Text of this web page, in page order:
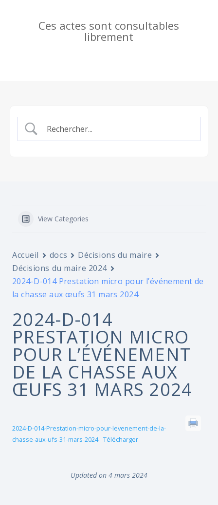
Ces actes sont consultables
librement
View Categories
Accueil docs
Décisions du maire
Décisions du maire 2024
2024-D-014 Prestation micro pour l’événement de
la chasse aux œufs 31 mars 2024
2024-D-014
PRESTATION MICRO
POUR L’ÉVÉNEMENT
DE LA CHASSE AUX
ŒUFS 31 MARS 2024
2024-D-014-Prestation-micro-pour-levenement-de-la-
chasse-aux-ufs-31-mars-2024 Télécharger
Updated on 4 mars 2024